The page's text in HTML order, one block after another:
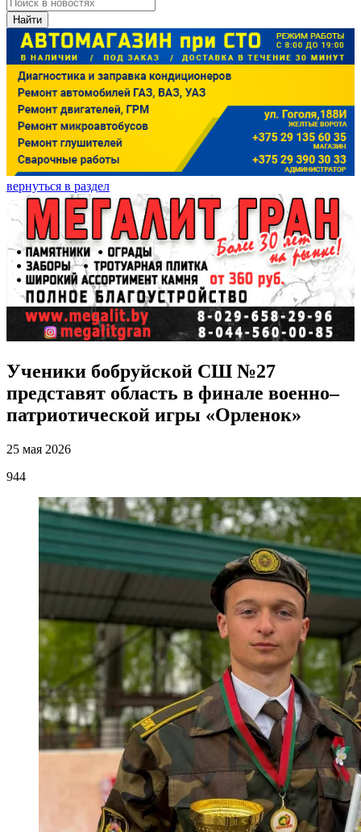
Найти
вернуться в раздел
Ученики бобруйской СШ №27
представят область в финале военно–
патриотической игры «Орленок»
25 мая 2026
944